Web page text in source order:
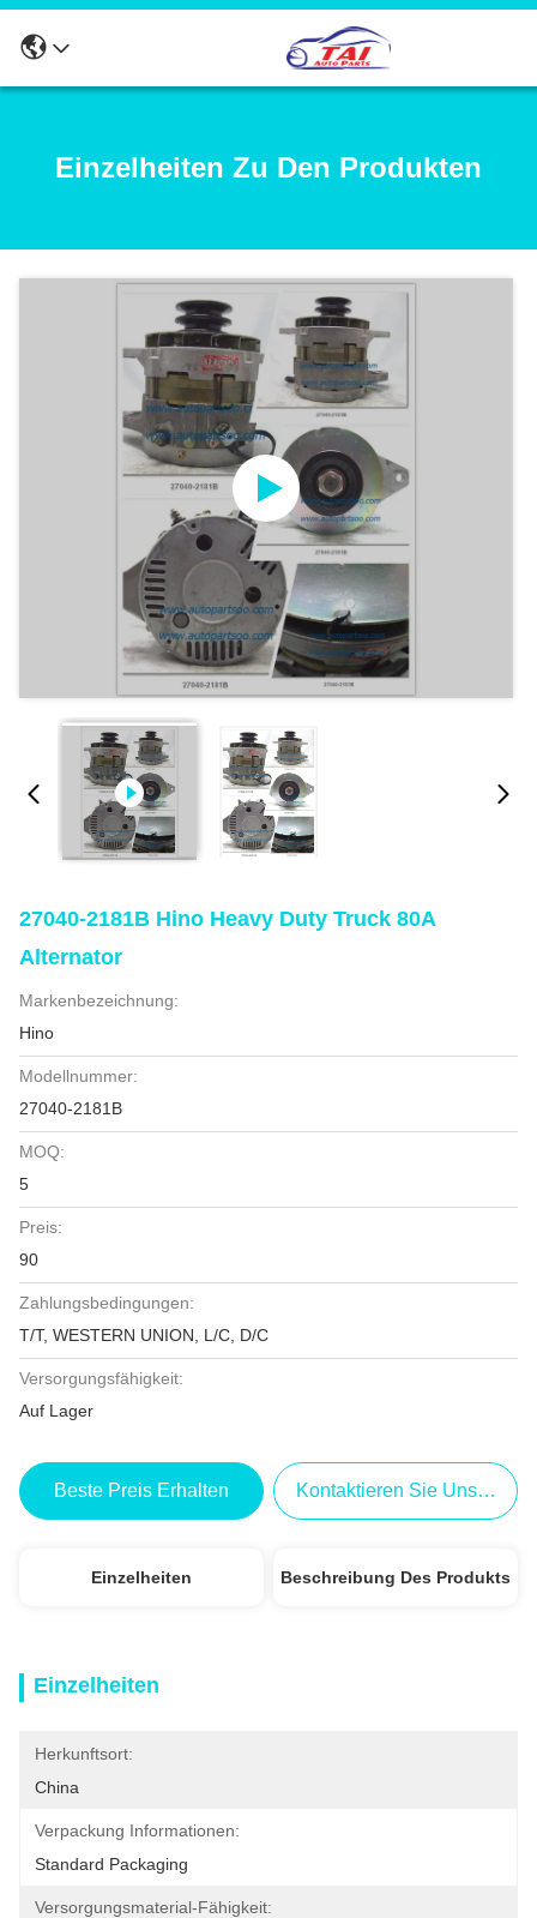
Einzelheiten Zu Den Produkten
27040-2181B Hino Heavy Duty Truck 80A
Alternator
Markenbezeichnung:
Hino
Modellnummer:
27040-2181B
MOQ:
5
Preis:
90
Zahlungsbedingungen:
T/T, WESTERN UNION, L/C, D/C
Versorgungsfähigkeit:
Auf Lager
Beste Preis Erhalten Kontaktieren Sie Uns Jetzt
Einzelheiten Beschreibung Des Produkts
Einzelheiten
Herkunftsort:
China
Verpackung Informationen:
Standard Packaging
Versorgungsmaterial-Fähigkeit: